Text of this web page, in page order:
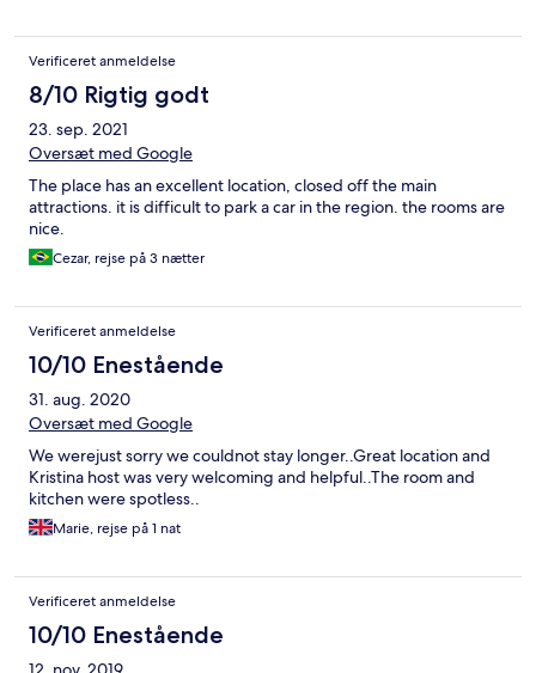
Verificeret anmeldelse
8/10 Rigtig godt
23. sep. 2021
Oversæt med Google
The place has an excellent location, closed off the main
attractions. it is difficult to park a car in the region. the rooms are
nice.
Cezar, rejse på 3 nætter
Verificeret anmeldelse
10/10 Enestående
31. aug. 2020
Oversæt med Google
We werejust sorry we couldnot stay longer..Great location and
Kristina host was very welcoming and helpful..The room and
kitchen were spotless..
Marie, rejse på 1 nat
Verificeret anmeldelse
10/10 Enestående